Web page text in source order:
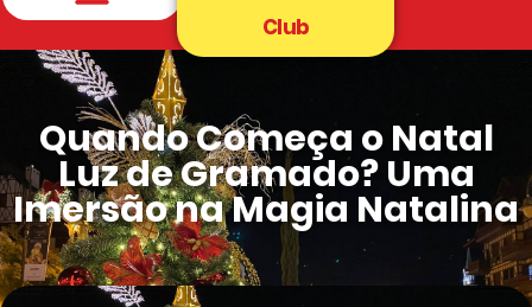
Club
Quando Começa o Natal
Luz de Gramado? Uma
Imersão na Magia Natalina